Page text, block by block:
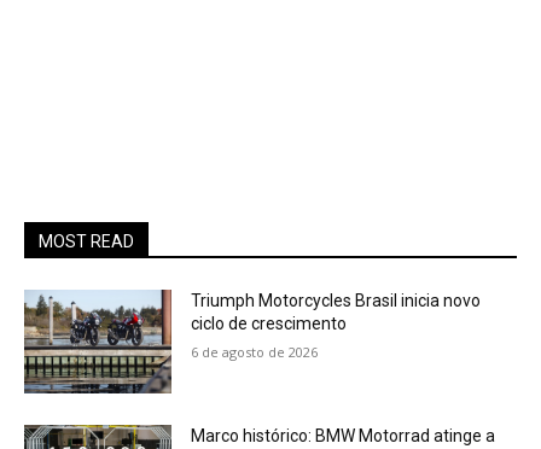
MOST READ
Triumph Motorcycles Brasil inicia novo
ciclo de crescimento
6 de agosto de 2026
Marco histórico: BMW Motorrad atinge a